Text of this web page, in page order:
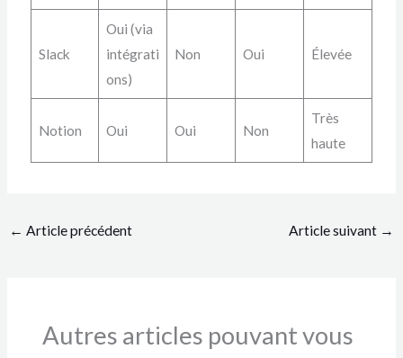
Slack
Oui (via
intégrati
ons)
Non Oui Élevée
Notion Oui Oui Non
Très
haute
← Article précédent Article suivant →
Autres articles pouvant vous